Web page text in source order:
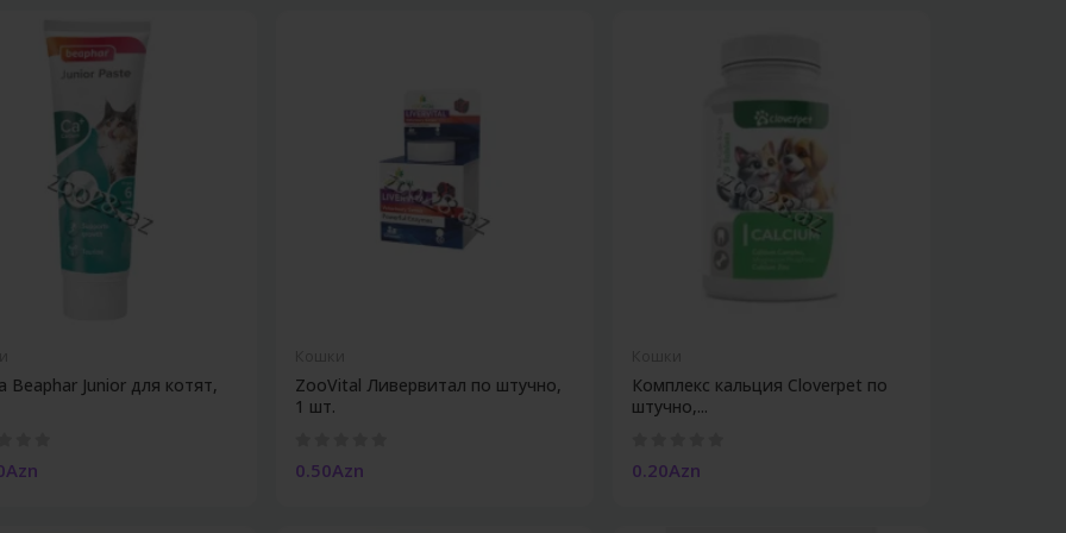
Beaphar Junior для котят,
ZooVital Ливервитал по штучно,
1 шт.
0.50Azn
Комплекс кальция Cloverpet по
штучно,...
0.20Azn